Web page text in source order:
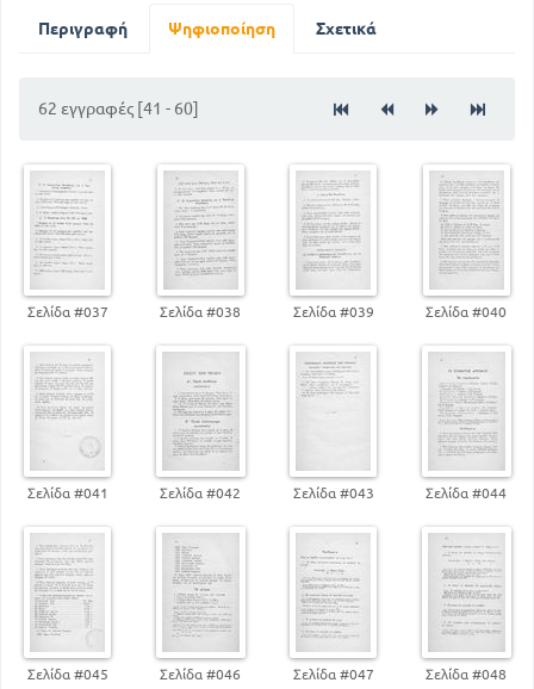
Περιγραφή Ψηφιοποίηση Σχετικά
62 εγγραφές [41 - 60]
Σελίδα #037 Σελίδα #038 Σελίδα #039 Σελίδα #040
Σελίδα #041 Σελίδα #042 Σελίδα #043 Σελίδα #044
Σελίδα #045 Σελίδα #046 Σελίδα #047 Σελίδα #048